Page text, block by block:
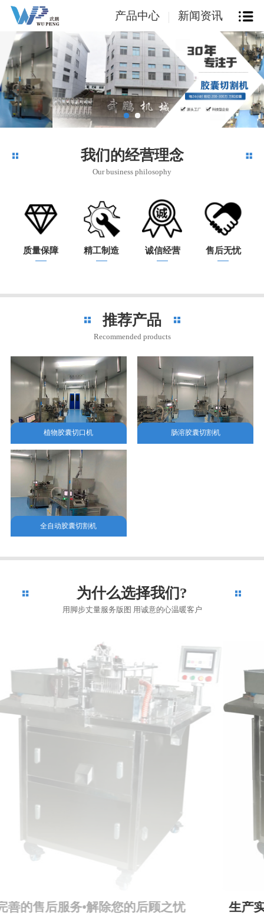
产品中心 新闻资讯
我们的经营理念
Our business philosophy
质量保障 精工制造 诚信经营 售后无忧
推荐产品
Recommended products
植物胶囊切口机 肠溶胶囊切割机
全自动胶囊切割机
为什么选择我们?
用脚步丈量服务版图 用诚意的心温暖客户
生产实力有保障